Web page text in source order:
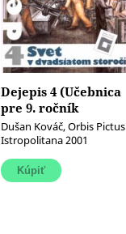
Dejepis 4 (Učebnica
pre 9. ročník
základných škôl)
(Svet v dvadsiatom
storočí)
Dušan Kováč, Orbis Pictus
Istropolitana 2001